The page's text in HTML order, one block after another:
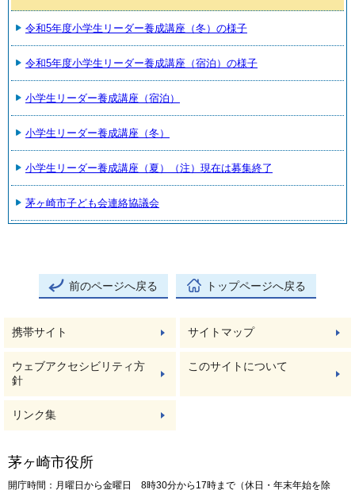
令和5年度小学生リーダー養成講座（冬）の様子
令和5年度小学生リーダー養成講座（宿泊）の様子
小学生リーダー養成講座（宿泊）
小学生リーダー養成講座（冬）
小学生リーダー養成講座（夏）（注）現在は募集終了
茅ヶ崎市子ども会連絡協議会
前のページへ戻る トップページへ戻る
携帯サイト サイトマップ
ウェブアクセシビリティ方
針
このサイトについて
リンク集
茅ヶ崎市役所
開庁時間：月曜日から金曜日 8時30分から17時まで（休日・年末年始を除